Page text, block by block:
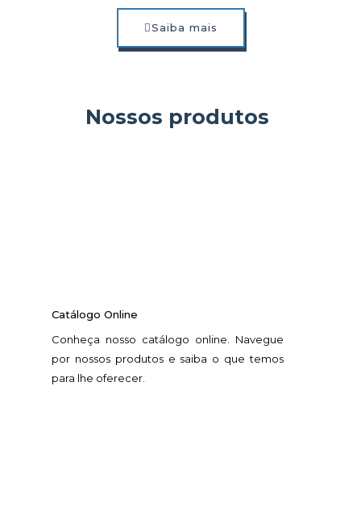
Saiba mais
Nossos produtos
Catálogo Online
Conheça nosso catálogo online. Navegue
por nossos produtos e saiba o que temos
para lhe oferecer.